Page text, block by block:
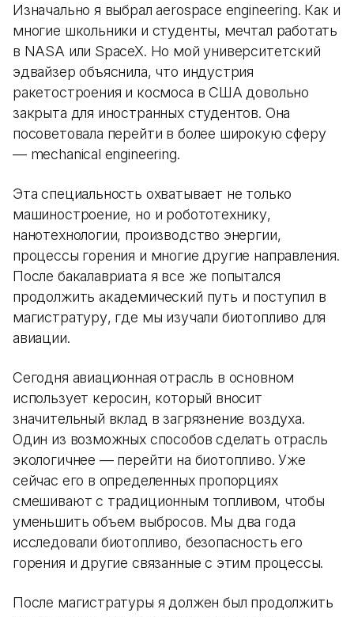
Изначально я выбрал aerospace engineering. Как и
многие школьники и студенты, мечтал работать
в NASA или SpaceX. Но мой университетский
эдвайзер объяснила, что индустрия
ракетостроения и космоса в США довольно
закрыта для иностранных студентов. Она
посоветовала перейти в более широкую сферу
— mechanical engineering.
Эта специальность охватывает не только
машиностроение, но и робототехнику,
нанотехнологии, производство энергии,
процессы горения и многие другие направления.
После бакалавриата я все же попытался
продолжить академический путь и поступил в
магистратуру, где мы изучали биотопливо для
авиации.
Сегодня авиационная отрасль в основном
использует керосин, который вносит
значительный вклад в загрязнение воздуха.
Один из возможных способов сделать отрасль
экологичнее — перейти на биотопливо. Уже
сейчас его в определенных пропорциях
смешивают с традиционным топливом, чтобы
уменьшить объем выбросов. Мы два года
исследовали биотопливо, безопасность его
горения и другие связанные с этим процессы.
После магистратуры я должен был продолжить